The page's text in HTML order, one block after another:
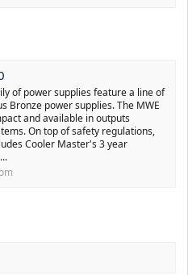
of power supplies feature a line of
Bronze power supplies. The MWE
and available in outputs
On top of safety regulations,
Cooler Master's 3 year